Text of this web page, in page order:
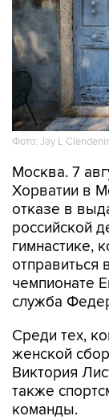
Фото: Jay L
Москва. 7
Хорватии в
отказе в
российской
гимнастике,
отправиться
чемпионате
служба
Среди тех,
женской
Виктория
также
команды.